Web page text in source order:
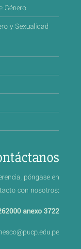
Género
y Sexualidad
póngase en
con nosotros:
anexo 3722